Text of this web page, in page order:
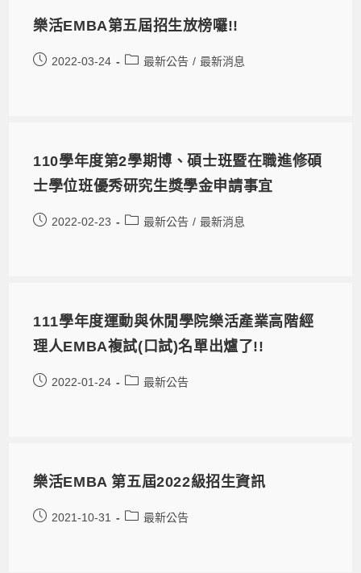
樂活EMBA第五屆招生放榜囉!!
2022-03-24 最新公告 / 最新消息
110學年度第2學期博、碩士班暨在職進修碩
士學位班優秀研究生獎學金申請事宜
2022-02-23 最新公告 / 最新消息
111學年度運動與休閒學院樂活產業高階經
理人EMBA複試(口試)名單出爐了!!
2022-01-24 最新公告
樂活EMBA 第五屆2022級招生資訊
2021-10-31 最新公告